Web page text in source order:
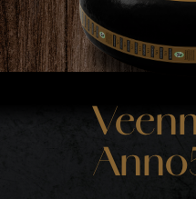
VÕTKE ÜHENDUST
LOGI SISSE